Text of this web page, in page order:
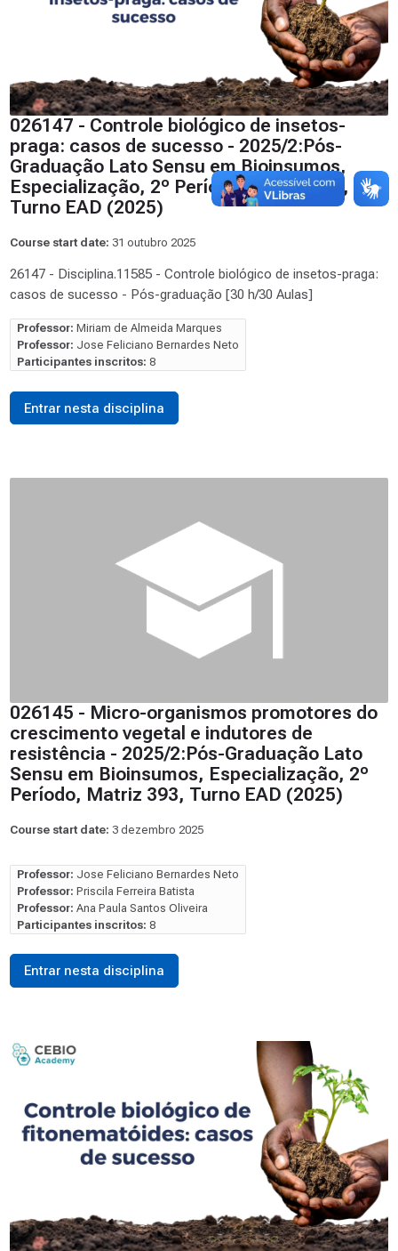
026147 - Controle biológico de insetos-
praga: casos de sucesso - 2025/2:Pós-
Graduação Lato Sensu em Bioinsumos,
Especialização, 2º Período, Matriz 393,
Turno EAD (2025)
Course start date: 31 outubro 2025
26147 - Disciplina.11585 - Controle biológico de insetos-praga:
casos de sucesso - Pós-graduação [30 h/30 Aulas]
Professor: Miriam de Almeida Marques
Professor: Jose Feliciano Bernardes Neto
Participantes inscritos: 8
Entrar nesta disciplina
026145 - Micro-organismos promotores do
crescimento vegetal e indutores de
resistência - 2025/2:Pós-Graduação Lato
Sensu em Bioinsumos, Especialização, 2º
Período, Matriz 393, Turno EAD (2025)
Course start date: 3 dezembro 2025
Professor: Jose Feliciano Bernardes Neto
Professor: Priscila Ferreira Batista
Professor: Ana Paula Santos Oliveira
Participantes inscritos: 8
Entrar nesta disciplina